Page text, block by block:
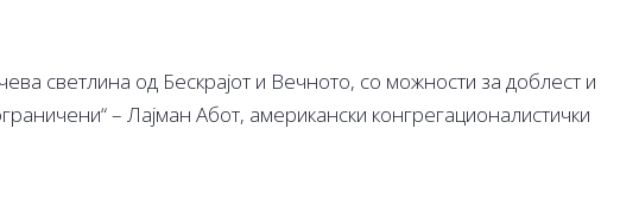
светлина од Бескрајот и Вечното, со можности за доблест и
– Лајман Абот, американски конгрегационалистички